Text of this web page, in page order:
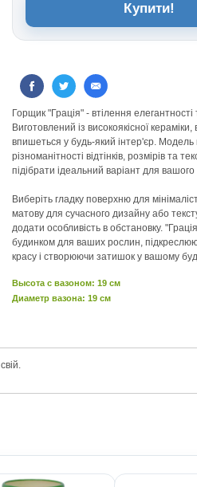
Купити!
Горщик "Грація" - втілення елегантності
Виготовлений із високоякісної кераміки,
впишеться у будь-який інтер'єр.
різноманітності відтінків, розмірів та
підібрати ідеальний варіант для
Виберіть гладку поверхню для
матову для сучасного дизайну або
додати особливість в обстановку.
будинком для ваших рослин,
красу і створюючи затишок у вашому
Высота c вазоном: 19 см
Диаметр вазона: 19 см
свій.